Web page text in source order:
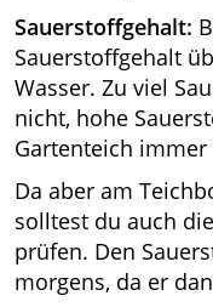
Sauerstoffgehalt:
Sauerstoffgehalt
Wasser. Zu viel
nicht, hohe
Gartenteich
Da aber am
solltest du auch
prüfen. Den
morgens, da er